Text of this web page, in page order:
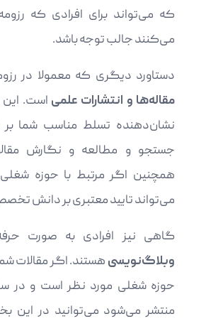
که می‌تواند برای افرادی که
می‌کنند جالب توجه باشد.
دستاورد دیگری که معمولا در
مقاله‌ها و انتشارات علمی است. این
نشان‌دهنده تسلط مناسب شما بر
جستجو و مطالعه و نگارش
همچنین اگر مرتبط با حوزه
می‌تواند تایید معتبری بر دانش
گاهی نیز افرادی به صورت
وبلا‌گ‌نویسی هستند. اگر مقالات
حوزه شغلی مورد نظر است و در
منتشر می‌شود می‌توانید در این